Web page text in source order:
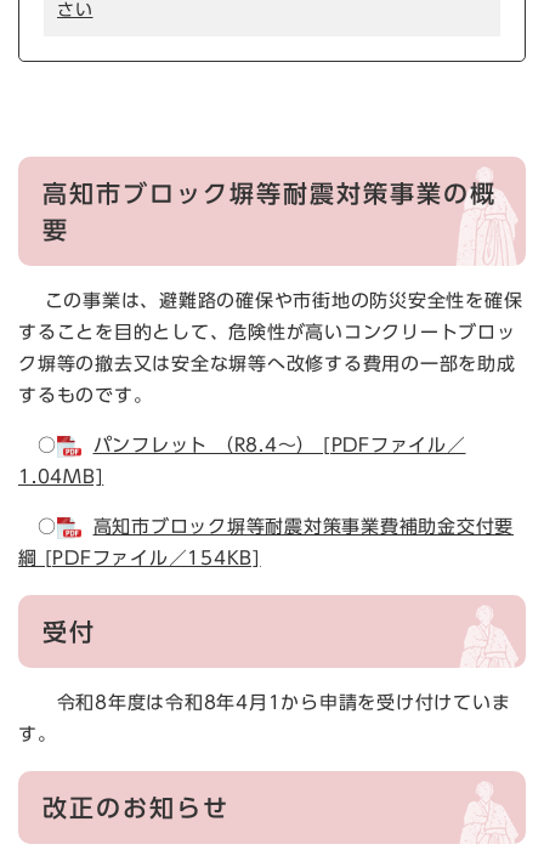
さい
高知市ブロック塀等耐震対策事業の概
要
この事業は、避難路の確保や市街地の防災安全性を確保
することを目的として、危険性が高いコンクリートブロッ
ク塀等の撤去又は安全な塀等へ改修する費用の一部を助成
するものです。
○
パンフレット （R8.4～） [PDFファイル／
1.04MB]
○
高知市ブロック塀等耐震対策事業費補助金交付要
綱 [PDFファイル／154KB]
受付
令和8年度は令和8年4月1から申請を受け付けていま
す。
改正のお知らせ